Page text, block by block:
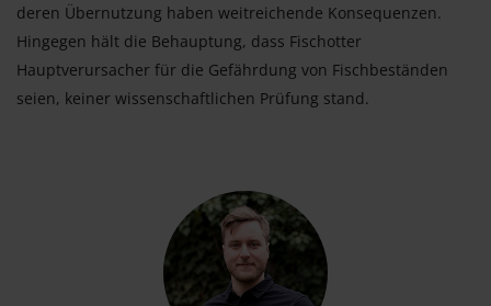
deren Übernutzung haben weitreichende Konsequenzen.
Hingegen hält die Behauptung, dass Fischotter
Hauptverursacher für die Gefährdung von Fischbeständen
seien, keiner wissenschaftlichen Prüfung stand.